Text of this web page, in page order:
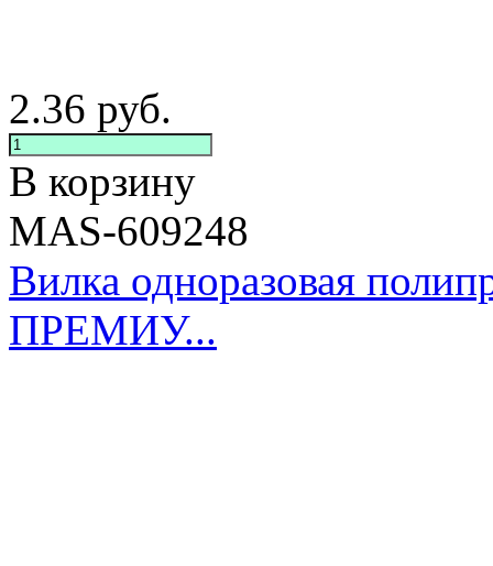
2.36 руб.
В корзину
MAS-609248
Вилка одноразовая
ПРЕМИУ...